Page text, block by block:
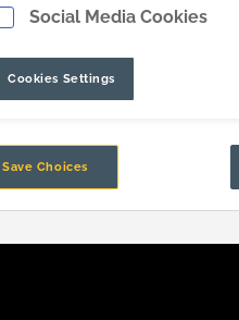
próxima
e
Social Media Cookies
Cookies Settings
Save Choices